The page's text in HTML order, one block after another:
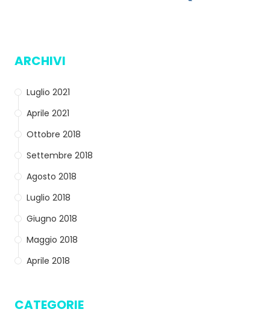
ARCHIVI
Luglio 2021
Aprile 2021
Ottobre 2018
Settembre 2018
Agosto 2018
Luglio 2018
Giugno 2018
Maggio 2018
Aprile 2018
CATEGORIE